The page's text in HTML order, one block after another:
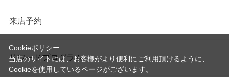
来店予約
リワードプログラム
Cookieポリシー
当店のサイトには、お客様がより便利にご利用頂けるように、
Cookieを使用しているページがございます。